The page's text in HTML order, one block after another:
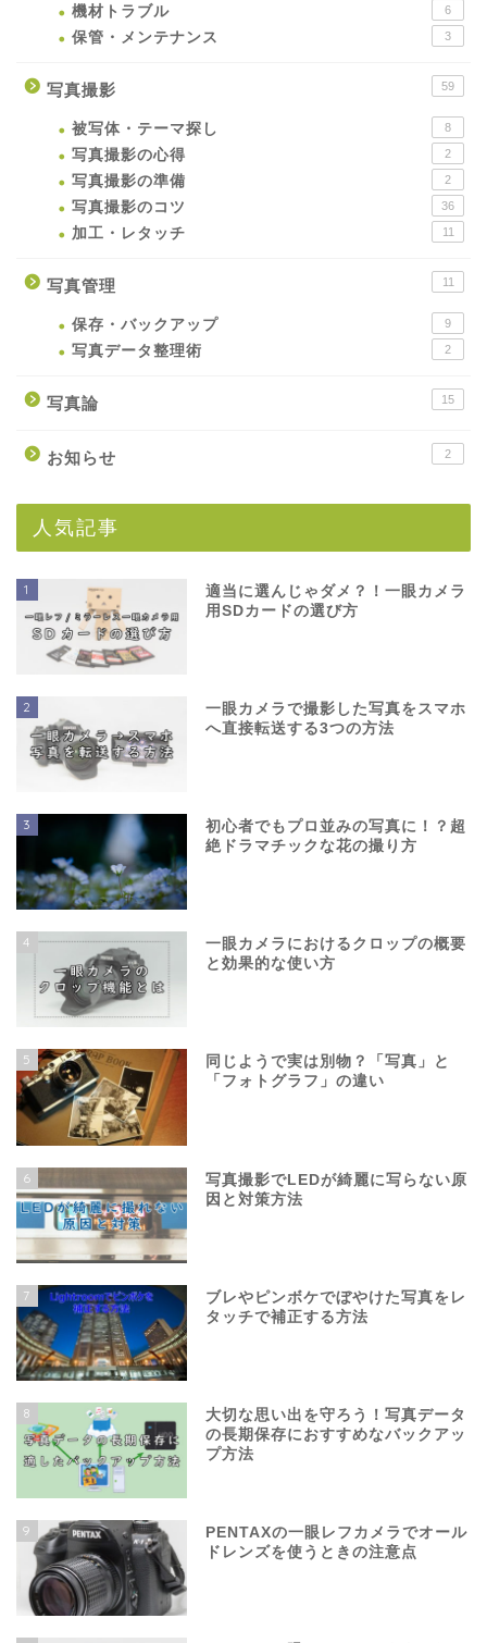
機材トラブル 6
保管・メンテナンス 3
写真撮影 59
被写体・テーマ探し 8
写真撮影の心得 2
写真撮影の準備 2
写真撮影のコツ 36
加工・レタッチ 11
写真管理 11
保存・バックアップ 9
写真データ整理術 2
写真論 15
お知らせ 2
人気記事
1
適当に選んじゃダメ？！一眼カメラ
用SDカードの選び方
2
一眼カメラで撮影した写真をスマホ
へ直接転送する3つの方法
3
初心者でもプロ並みの写真に！？超
絶ドラマチックな花の撮り方
4
一眼カメラにおけるクロップの概要
と効果的な使い方
5
同じようで実は別物？「写真」と
「フォトグラフ」の違い
6
写真撮影でLEDが綺麗に写らない原
因と対策方法
7
ブレやピンボケでぼやけた写真をレ
タッチで補正する方法
8
大切な思い出を守ろう！写真データ
の長期保存におすすめなバックアッ
プ方法
9
PENTAXの一眼レフカメラでオール
ドレンズを使うときの注意点